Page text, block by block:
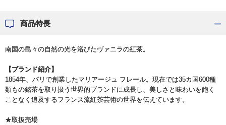
商品特長
南国の島々の自然の光を浴びたヴァニラの紅茶。
【ブランド紹介】
1854年、パリで創業したマリアージュ フレール。現在では35カ国600種
類もの銘茶を取り扱う世界的ブランドに成長し、美しさと味わいを飽く
ことなく追及するフランス流紅茶芸術の世界を伝えています。
★取扱売場